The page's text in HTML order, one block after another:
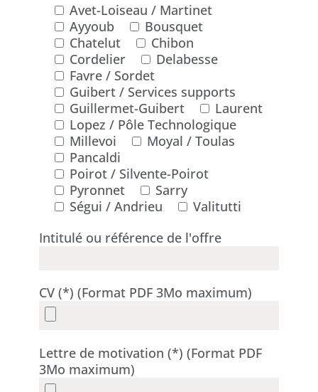
Avet-Loiseau / Martinet
Ayyoub
Bousquet
Chatelut
Chibon
Cordelier
Delabesse
Favre / Sordet
Guibert / Services supports
Guillermet-Guibert
Laurent
Lopez / Pôle Technologique
Millevoi
Moyal / Toulas
Pancaldi
Poirot / Silvente-Poirot
Pyronnet
Sarry
Ségui / Andrieu
Valitutti
Intitulé ou référence de l'offre
CV (*) (Format PDF 3Mo maximum)
Lettre de motivation (*) (Format PDF
3Mo maximum)